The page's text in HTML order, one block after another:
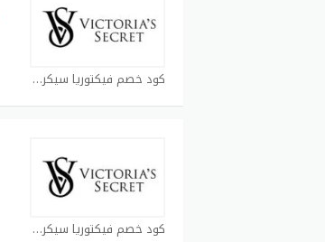
كود خصم فيكتوريا سيكرت كوبون
كود خصم فيكتوريا سيكرت كوبون